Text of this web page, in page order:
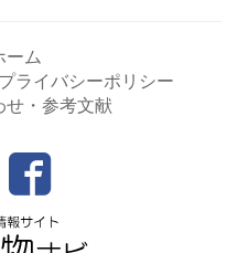
ーム
ライバシーポリシー
せ・参考文献